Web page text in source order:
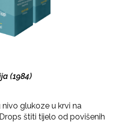
(1984)
glukoze u krvi na
štiti tijelo od povišenih